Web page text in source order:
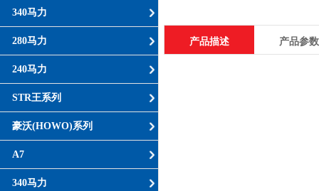
340马力
280马力
240马力
STR王系列
豪沃(HOWO)系列
A7
340马力
产品描述 产品参数